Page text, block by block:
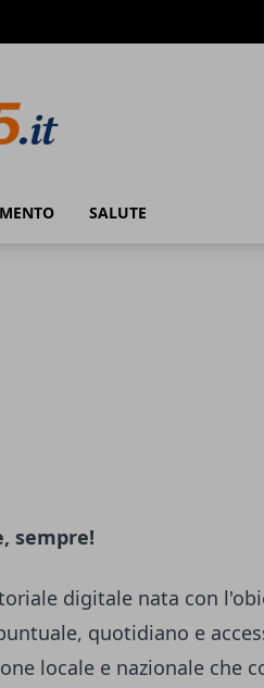
SALUTE
sempre!
digitale nata con
quotidiano e
locale e nazionale che